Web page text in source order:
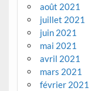
août 2021
juillet 2021
juin 2021
mai 2021
avril 2021
mars 2021
février 2021